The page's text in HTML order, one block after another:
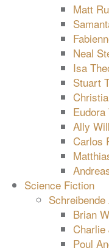
Matt
Neal
Isa
Stuart
Eudora
Ally
Carlos
Science Fiction
Brian
Charlie
Poul